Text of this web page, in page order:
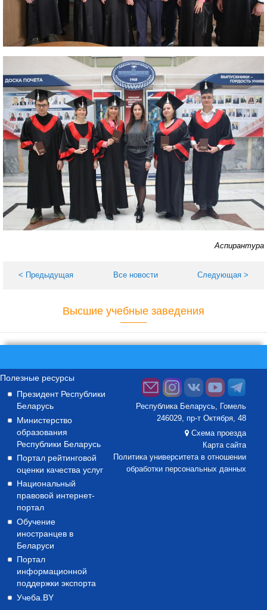
Аспирантура
< Предыдущая Все новости Следующая >
Высшие учебные заведения
Полезные ресурсы
Президент Республики
Беларусь
Министерство
образования
Республики Беларусь
Портал рейтинговой
оценки качества услуг
Национальный
правовой интернет-
портал
Обучение
иностранцев в
Беларуси
Портал
информационной
поддержки экспорта
Учеба.BY
Республика Беларусь, Гомель
246029, пр-т Октября, 48
Схема проезда
Карта сайта
Политика университета в отношении
обработки персональных данных